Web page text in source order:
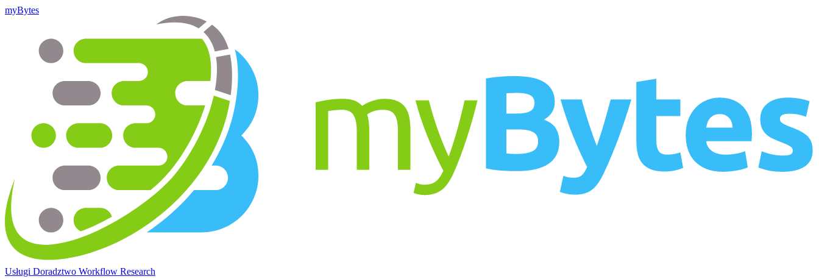
myBytes
Usługi Doradztwo Workflow Research